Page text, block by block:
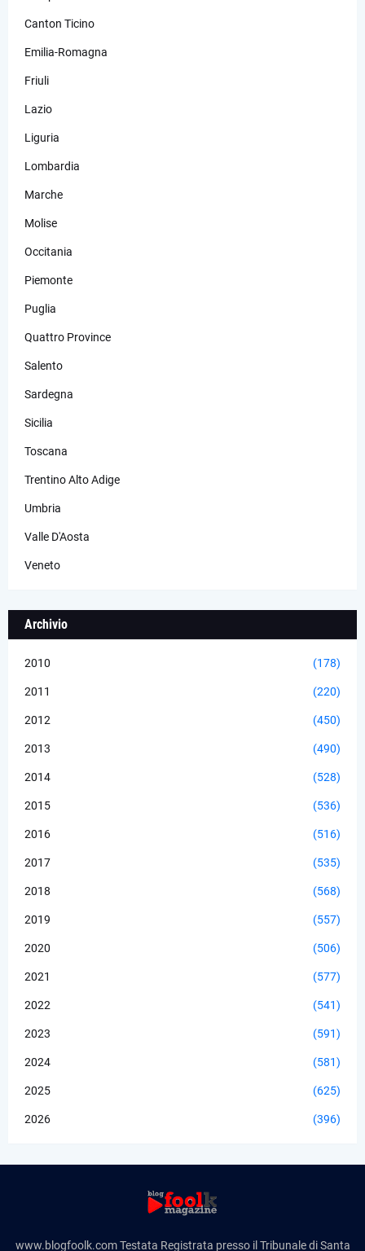
Canton Ticino
Emilia-Romagna
Friuli
Lazio
Liguria
Lombardia
Marche
Molise
Occitania
Piemonte
Puglia
Quattro Province
Salento
Sardegna
Sicilia
Toscana
Trentino Alto Adige
Umbria
Valle D'Aosta
Veneto
Archivio
2010 (178)
2011 (220)
2012 (450)
2013 (490)
2014 (528)
2015 (536)
2016 (516)
2017 (535)
2018 (568)
2019 (557)
2020 (506)
2021 (577)
2022 (541)
2023 (591)
2024 (581)
2025 (625)
2026 (396)
www.blogfoolk.com Testata Registrata presso il Tribunale di Santa